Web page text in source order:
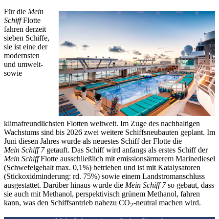
Für die Mein
SchiffFlotte
fahren derzeit
sieben Schiffe,
sie ist eine der
modernsten
und umwelt-
sowie
klimafreundlichsten Flotten weltweit. Im Zuge des nachhaltigen
Wachstums sind bis 2026 zwei weitere Schiffsneubauten geplant. Im
Juni diesen Jahres wurde als neuestes Schiff der Flotte die
Mein Schiff 7getauft. Das Schiff wird anfangs als erstes Schiff der
Mein SchiffFlotte ausschließlich mit emissionsärmerem Marinediesel
(Schwefelgehalt max. 0,1%) betrieben und ist mit Katalysatoren
(Stickoxidminderung: rd. 75%) sowie einem Landstromanschluss
ausgestattet. Darüber hinaus wurde die Mein Schiff 7so gebaut, dass
sie auch mit Methanol, perspektivisch grünem Methanol, fahren
kann, was den Schiffsantrieb nahezu CO2-neutral machen wird.